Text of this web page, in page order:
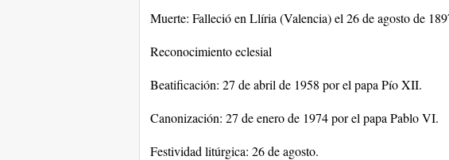
Muerte: Falleció en Llíria (Valencia) el 26 de agosto de
Reconocimiento eclesial
Beatificación: 27 de abril de 1958 por el papa Pío XII.
Canonización: 27 de enero de 1974 por el papa Pablo VI.
Festividad litúrgica: 26 de agosto.